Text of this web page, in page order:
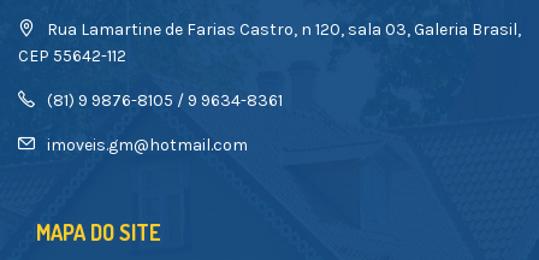
Rua Lamartine de Farias Castro, n 120, sala 03, Galeria Brasil,
CEP 55642-112
(81) 9 9876-8105 / 9 9634-8361
imoveis.gm@hotmail.com
MAPA DO SITE